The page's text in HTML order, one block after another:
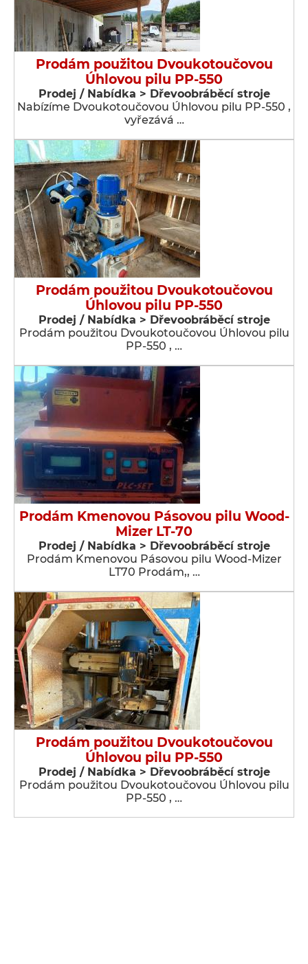
Prodám použitou Dvoukotoučovou
Úhlovou pilu PP-550
Prodej / Nabídka > Dřevoobráběcí stroje
Nabízíme Dvoukotoučovou Úhlovou pilu PP-550 ,
vyřezává …
Prodám použitou Dvoukotoučovou
Úhlovou pilu PP-550
Prodej / Nabídka > Dřevoobráběcí stroje
Prodám použitou Dvoukotoučovou Úhlovou pilu
PP-550 , …
Prodám Kmenovou Pásovou pilu Wood-
Mizer LT-70
Prodej / Nabídka > Dřevoobráběcí stroje
Prodám Kmenovou Pásovou pilu Wood-Mizer
LT70 Prodám,, …
Prodám použitou Dvoukotoučovou
Úhlovou pilu PP-550
Prodej / Nabídka > Dřevoobráběcí stroje
Prodám použitou Dvoukotoučovou Úhlovou pilu
PP-550 , …